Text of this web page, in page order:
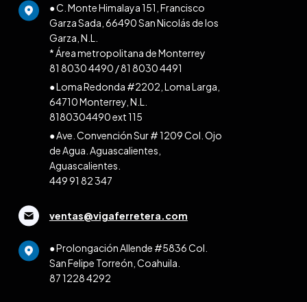
● C. Monte Himalaya 151, Francisco
Garza Sada, 66490 San Nicolás de los
Garza, N.L.
* Área metropolitana de Monterrey
81 8030 4490 /81 8030 4491
● Loma Redonda #2202, Loma Larga,
64710 Monterrey, N.L.
8180304490 ext 115
● Ave. Convención Sur # 1209 Col. Ojo
de Agua. Aguascalientes,
Aguascalientes.
449 91 82 347
ventas@vigaferretera.com
● Prolongación Allende #5836 Col.
San Felipe Torreón, Coahuila.
87 1228 4292